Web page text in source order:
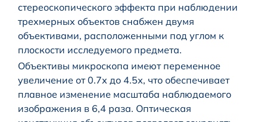
стереоскопического эффекта при наблюдении
трехмерных объектов снабжен двумя
объективами, расположенными под углом к
плоскости исследуемого предмета.
Объективы микроскопа имеют переменное
увеличение от 0.7х до 4.5х, что обеспечивает
плавное изменение масштаба наблюдаемого
изображения в 6,4 раза. Оптическая